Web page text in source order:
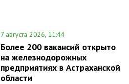
7 августа 2026, 11:44
Более 200 вакансий открыто
на железнодорожных
предприятиях в Астраханской
области